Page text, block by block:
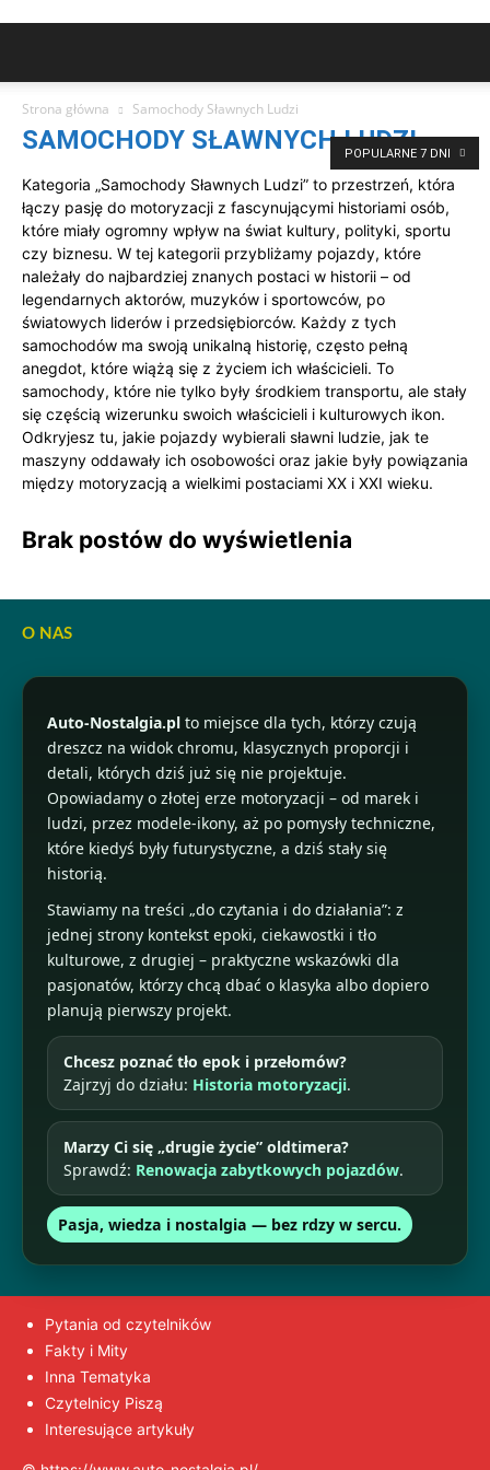
Strona główna Samochody Sławnych Ludzi
SAMOCHODY SŁAWNYCH LUDZI
Kategoria „Samochody Sławnych Ludzi” to przestrzeń, która
łączy pasję do motoryzacji z fascynującymi historiami osób,
które miały ogromny wpływ na świat kultury, polityki, sportu
czy biznesu. W tej kategorii przybliżamy pojazdy, które
należały do najbardziej znanych postaci w historii – od
legendarnych aktorów, muzyków i sportowców, po
światowych liderów i przedsiębiorców. Każdy z tych
samochodów ma swoją unikalną historię, często pełną
anegdot, które wiążą się z życiem ich właścicieli. To
samochody, które nie tylko były środkiem transportu, ale stały
się częścią wizerunku swoich właścicieli i kulturowych ikon.
Odkryjesz tu, jakie pojazdy wybierali sławni ludzie, jak te
maszyny oddawały ich osobowości oraz jakie były powiązania
między motoryzacją a wielkimi postaciami XX i XXI wieku.
POPULARNE 7 DNI
Brak postów do wyświetlenia
O NAS
Auto-Nostalgia.pl to miejsce dla tych, którzy czują
dreszcz na widok chromu, klasycznych proporcji i
detali, których dziś już się nie projektuje.
Opowiadamy o złotej erze motoryzacji – od marek i
ludzi, przez modele-ikony, aż po pomysły techniczne,
które kiedyś były futurystyczne, a dziś stały się
historią.
Stawiamy na treści „do czytania i do działania”: z
jednej strony kontekst epoki, ciekawostki i tło
kulturowe, z drugiej – praktyczne wskazówki dla
pasjonatów, którzy chcą dbać o klasyka albo dopiero
planują pierwszy projekt.
Chcesz poznać tło epok i przełomów?
Zajrzyj do działu: Historia motoryzacji.
Marzy Ci się „drugie życie” oldtimera?
Sprawdź: Renowacja zabytkowych pojazdów.
Pasja, wiedza i nostalgia — bez rdzy w sercu.
Pytania od czytelników
Fakty i Mity
Inna Tematyka
Czytelnicy Piszą
Interesujące artykuły